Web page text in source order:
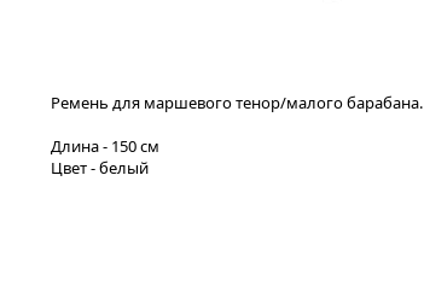
Ремень для маршевого тенор/малого барабана.
Длина - 150 см
Цвет - белый